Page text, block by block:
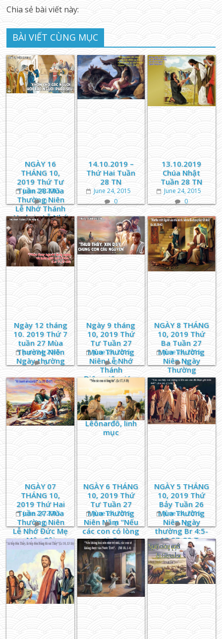
Chia sẻ bài viết này:
BÀI VIẾT CÙNG MỤC
NGÀY 16
THÁNG 10,
2019 Thứ Tư
Tuần 28 Mùa
Thường Niên
Lễ Nhớ Thánh
Hedwig Lễ Nhớ
Thánh
Margarita
Maria Alacoque
June 24, 2015
0
14.10.2019 –
Thứ Hai Tuần
28 TN
June 24, 2015
0
13.10.2019
Chúa Nhật
Tuần 28 TN
June 24, 2015
0
Ngày 12 tháng
10. 2019 Thứ 7
tuần 27 Mùa
Thường Niên
Ngày thường
June 24, 2015
0
Ngày 9 tháng
10, 2019 Thứ
Tư Tuần 27
Mùa Thường
Niên Lễ Nhớ
Thánh
Điônysiô, giám
mục, và Các
Bạn Tử Đạo Lễ
Nhớ Thánh
Gioan
Lêônarđô, linh
mục
June 24, 2015
0
NGÀY 8 THÁNG
10, 2019 Thứ
Ba Tuần 27
Mùa Thường
Niên Ngày
Thường
June 24, 2015
0
NGÀY 07
THÁNG 10,
2019 Thứ Hai
Tuần 27 Mùa
Thường Niên
Lễ Nhớ Đức Mẹ
Mân Côi
June 24, 2015
0
NGÀY 6 THÁNG
10, 2019 Thứ
Tư Tuần 27
Mùa Thường
Niên Năm “Nếu
các con có lòng
tin”.
June 24, 2015
0
NGÀY 5 THÁNG
10, 2019 Thứ
Bảy Tuần 26
Mùa Thường
Niên Ngày
thường Br 4:5-
12.27-29 Tv
69:33-37 Lc
10:17-24
June 24, 2015
0